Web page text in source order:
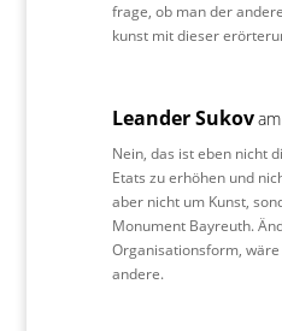
frage, ob man der
kunst mit dieser
Leander Sukov
Nein, das ist eben nicht
Etats zu erhöhen und
aber nicht um Kunst,
Monument Bayreuth.
Organisationsform,
andere.